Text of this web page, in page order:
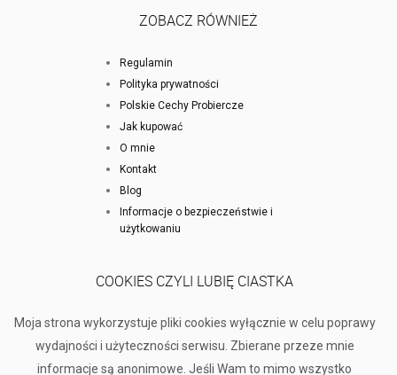
ZOBACZ RÓWNIEŻ
Regulamin
Polityka prywatności
Polskie Cechy Probiercze
Jak kupować
O mnie
Kontakt
Blog
Informacje o bezpieczeństwie i
użytkowaniu
COOKIES CZYLI LUBIĘ CIASTKA
Moja strona wykorzystuje pliki cookies wyłącznie w celu poprawy
wydajności i użyteczności serwisu. Zbierane przeze mnie
informacje są anonimowe. Jeśli Wam to mimo wszystko